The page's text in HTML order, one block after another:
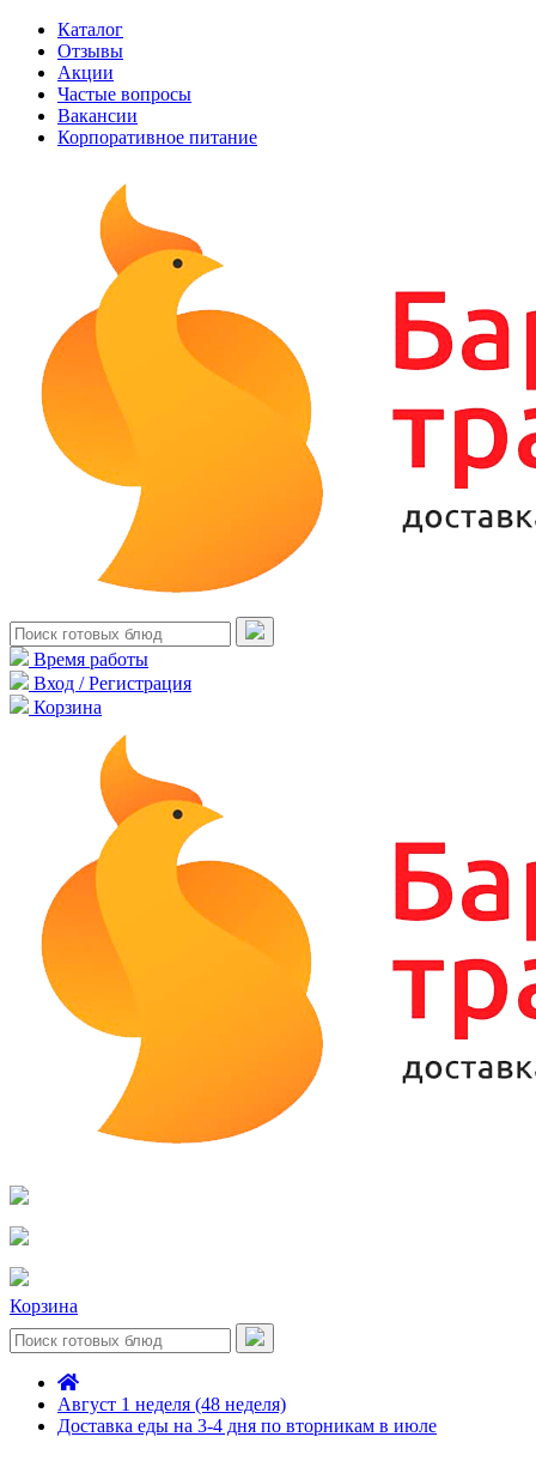
Каталог
Отзывы
Акции
Частые вопросы
Вакансии
Корпоративное питание
Время работы
Вход / Регистрация
Корзина
Корзина
Август 1 неделя (48 неделя)
Доставка еды на 3-4 дня по вторникам в июле